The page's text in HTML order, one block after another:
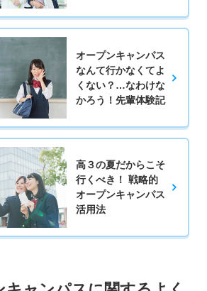
オープンキャンパス
なんて行かなくてよ
くない？…なわけな
かろう！先輩体験記
高３の夏だからこそ
行くべき！ 戦略的
オープンキャンパス
活用法